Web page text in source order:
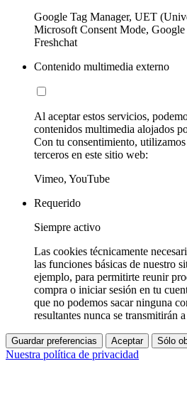
Google Tag Manager, UET
Microsoft Consent Mode,
Freshchat
Contenido multimedia externo
Al aceptar estos servicios,
contenidos multimedia alojados
Con tu consentimiento,
terceros en este sitio web:
Vimeo, YouTube
Requerido
Siempre activo
Las cookies técnicamente
las funciones básicas de nuestro
ejemplo, para permitirte reunir
compra o iniciar sesión en tu
que no podemos sacar ninguna
resultantes nunca se transmitirán
Guardar preferencias Aceptar Sólo
Nuestra política de privacidad